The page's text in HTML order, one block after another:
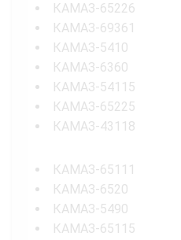
КАМАЗ-65226
КАМАЗ-69361
КАМАЗ-5410
КАМАЗ-6360
КАМАЗ-54115
КАМАЗ-65225
КАМАЗ-43118
КАМАЗ-65111
КАМАЗ-6520
КАМАЗ-5490
КАМАЗ-65115